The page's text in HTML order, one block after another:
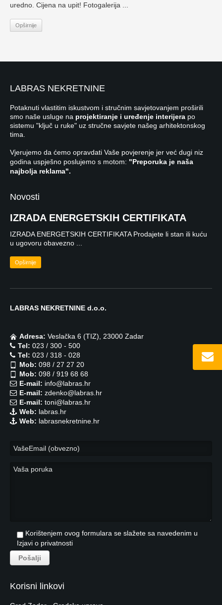
uredno. Cijena na upit! Fotogalerija ...
Opširnije
LABRAS NEKRETNINE
Potaknuti vlastitim iskustvom i stručnim savjetovanjem proširili
smo naše usluge na projektiranje i uređenje interijera po
sistemu "ključ u ruke" uz stručne savjete našeg arhitektonskog
tima.
Vjerujemo da ćemo opravdati Vaše povjerenje jer već dugi niz
godina uspješno poslujemo s motom: "Preporuka je naša
najbolja reklama".
Novosti
IZRADA ENERGETSKIH CERTIFIKATA
IZRADA ENERGETSKIH CERTIFIKATA Prodajete li stan ili kuću
u ugovoru obavezno ...
Opširnije
LABRAS NEKRETNINE d.o.o.
Adresa: Veslačka 6 (TIZ), 23000 Zadar
Tel: 023 / 300 - 500
Tel: 023 / 318 - 028
Mob: 098 / 27 27 20
Mob: 098 / 919 68 68
E-mail: info@labras.hr
E-mail: zdenko@labras.hr
E-mail: toni@labras.hr
Web: labras.hr
Web: labrasnekretnine.hr
Korištenjem ovog formulara se slažete sa navedenim u
Izjavi o privatnosti
Korisni linkovi